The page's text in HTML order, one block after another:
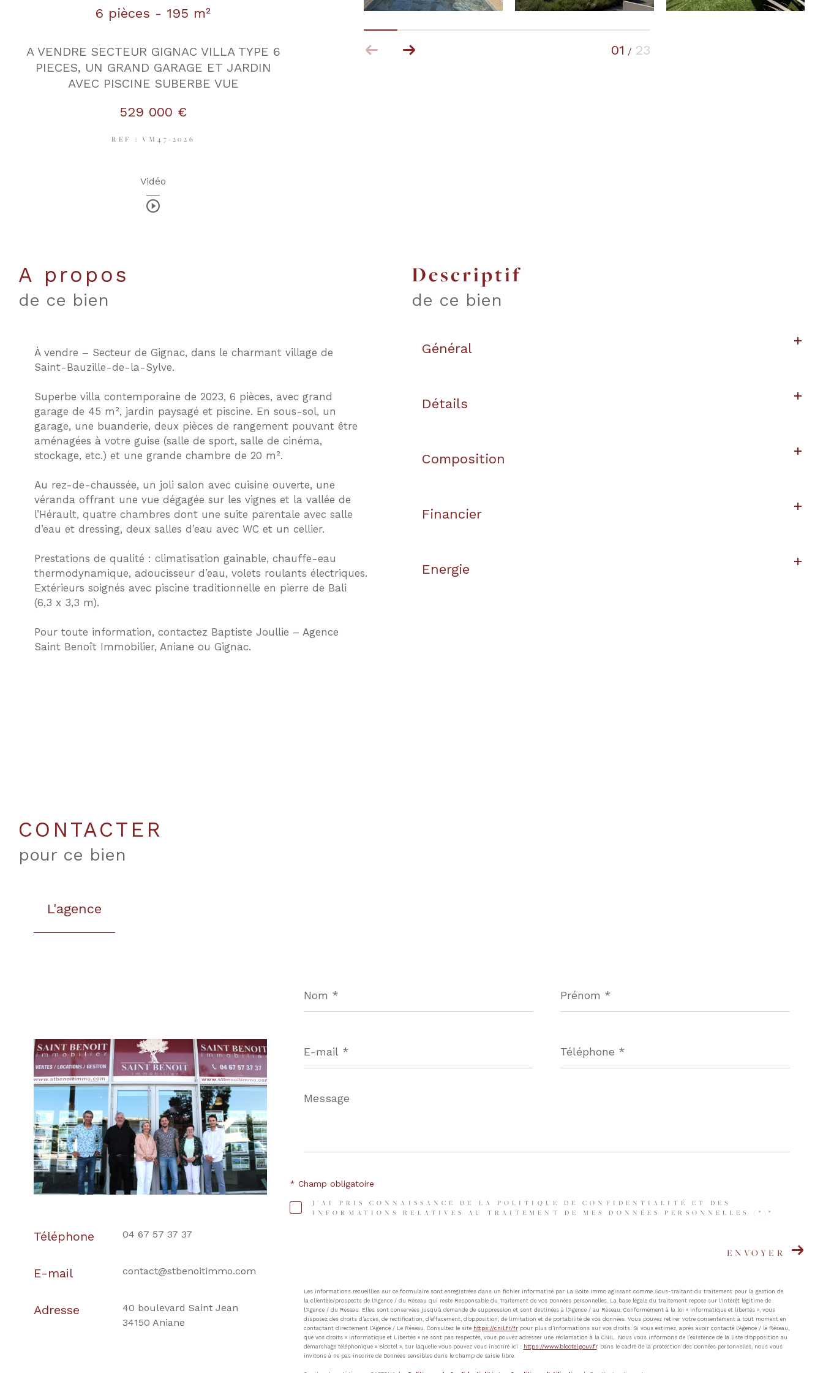
01 / 23
6 pièces - 195 m²
A VENDRE SECTEUR GIGNAC VILLA TYPE 6
PIECES, UN GRAND GARAGE ET JARDIN
AVEC PISCINE SUBERBE VUE
529 000 €
REF : VM47-2026
Vidéo
a propos
de ce bien
À vendre – Secteur de Gignac, dans le charmant village de
Saint-Bauzille-de-la-Sylve.
Superbe villa contemporaine de 2023, 6 pièces, avec grand
garage de 45 m², jardin paysagé et piscine. En sous-sol, un
garage, une buanderie, deux pièces de rangement pouvant être
aménagées à votre guise (salle de sport, salle de cinéma,
stockage, etc.) et une grande chambre de 20 m².
Au rez-de-chaussée, un joli salon avec cuisine ouverte, une
véranda offrant une vue dégagée sur les vignes et la vallée de
l’Hérault, quatre chambres dont une suite parentale avec salle
d’eau et dressing, deux salles d’eau avec WC et un cellier.
Prestations de qualité : climatisation gainable, chauffe-eau
thermodynamique, adoucisseur d’eau, volets roulants électriques.
Extérieurs soignés avec piscine traditionnelle en pierre de Bali
(6,3 x 3,3 m).
Pour toute information, contactez Baptiste Joullie – Agence
Saint Benoît Immobilier, Aniane ou Gignac.
descriptif
de ce bien
Général
Détails
Composition
Financier
Energie
CONTACTER
pour ce bien
L'agence
Téléphone 04 67 57 37 37
E-mail contact@stbenoitimmo.com
Adresse
40 boulevard Saint Jean
34150 Aniane
*
*
mail
*
*
Message
*
J'AI PRIS CONNAISSANCE DE LA POLITIQUE DE CONFIDENTIALITÉ ET DES
INFORMATIONS RELATIVES AU TRAITEMENT DE MES DONNÉES PERSONNELLES (*)*
* Champ obligatoire
ENVOYER
Les informations recueillies sur ce formulaire sont enregistrées dans un fichier informatisé par La Boite Immo agissant comme Sous-traitant du traitement pour la gestion de
la clientèle/prospects de l'Agence / du Réseau qui reste Responsable du Traitement de vos Données personnelles. La base légale du traitement repose sur l'intérêt légitime de
l'Agence / du Réseau. Elles sont conservées jusqu'à demande de suppression et sont destinées à l'Agence / au Réseau. Conformément à la loi « informatique et libertés », vous
disposez des droits d’accès, de rectification, d’effacement, d’opposition, de limitation et de portabilité de vos données. Vous pouvez retirer votre consentement à tout moment en
contactant directement l’Agence / Le Réseau. Consultez le site https://cnil.fr/frpour plus d’informations sur vos droits. Si vous estimez, après avoir contacté l'Agence / le Réseau,
que vos droits « Informatique et Libertés » ne sont pas respectés, vous pouvez adresser une réclamation à la CNIL. Nous vous informons de l’existence de la liste d'opposition au
démarchage téléphonique « Bloctel », sur laquelle vous pouvez vous inscrire ici : https://www.bloctel.gouv.fr. Dans le cadre de la protection des Données personnelles, nous vous
invitons à ne pas inscrire de Données sensibles dans le champ de saisie libre.